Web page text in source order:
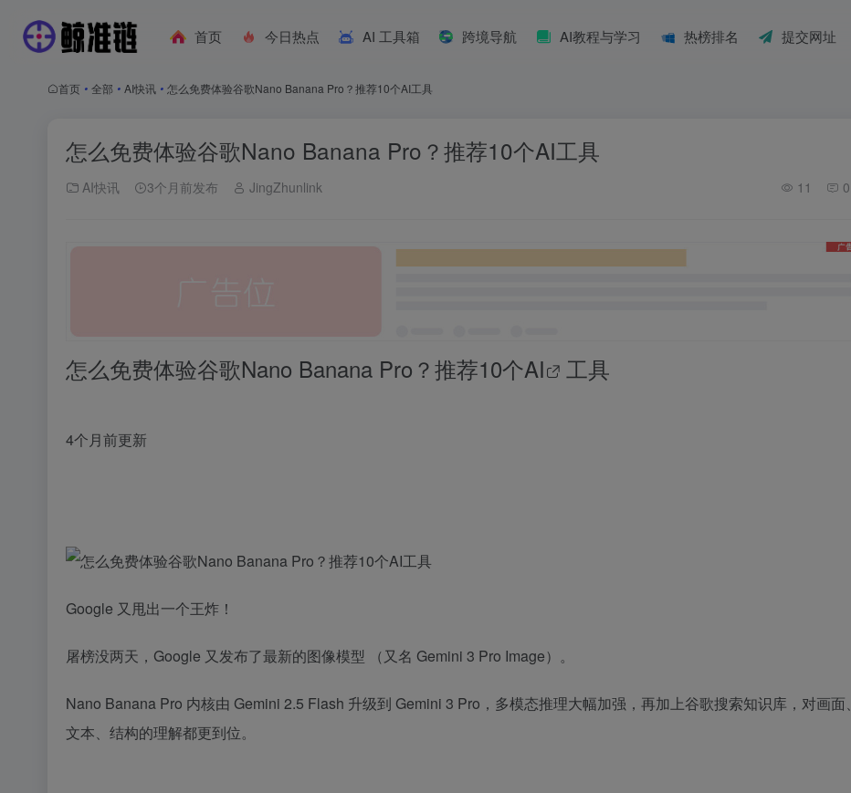
首页 今日热点 AI 工具箱 跨境导航 AI教程与学习 热榜排名 提交网址
首页 • 全部 • AI快讯 • 怎么免费体验谷歌Nano Banana Pro？推荐10个AI工具
怎么免费体验谷歌Nano Banana Pro？推荐10个AI工具
AI快讯 3个月前发布 JingZhunlink 11 0
怎么免费体验谷歌Nano Banana Pro？推荐10个AI 工具
4个月前更新
Google 又甩出一个王炸！
屠榜没两天，Google 又发布了最新的图像模型 （又名 Gemini 3 Pro Image）。
Nano Banana Pro 内核由 Gemini 2.5 Flash 升级到 Gemini 3 Pro，多模态推理大幅加强，再加上谷歌搜索知识库，对画面、
文本、结构的理解都更到位。